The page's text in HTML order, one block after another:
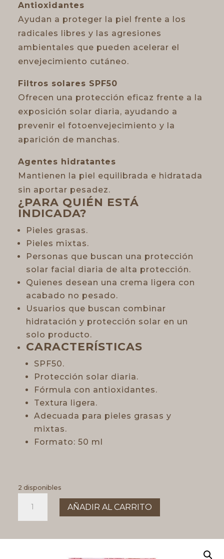
Antioxidantes
Ayudan a proteger la piel frente a los
radicales libres y las agresiones
ambientales que pueden acelerar el
envejecimiento cutáneo.
Filtros solares SPF50
Ofrecen una protección eficaz frente a la
exposición solar diaria, ayudando a
prevenir el fotoenvejecimiento y la
aparición de manchas.
Agentes hidratantes
Mantienen la piel equilibrada e hidratada
sin aportar pesadez.
¿PARA QUIÉN ESTÁ
INDICADA?
Pieles grasas.
Pieles mixtas.
Personas que buscan una protección
solar facial diaria de alta protección.
Quienes desean una crema ligera con
acabado no pesado.
Usuarios que buscan combinar
hidratación y protección solar en un
solo producto.
CARACTERÍSTICAS
SPF50.
Protección solar diaria.
Fórmula con antioxidantes.
Textura ligera.
Adecuada para pieles grasas y
mixtas.
Formato: 50 ml
2 disponibles
facial
PIEL
AÑADIR AL CARRITO